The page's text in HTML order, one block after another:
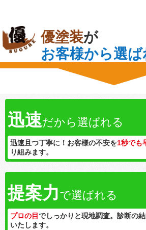
優塗装が
お客様から選
迅速だから選ばれる
迅速且つ丁寧に！お客様の不安を1秒でも
り組みます。
提案力で選ばれる
プロの目でしっかりと現地調査。診断の
いたします。